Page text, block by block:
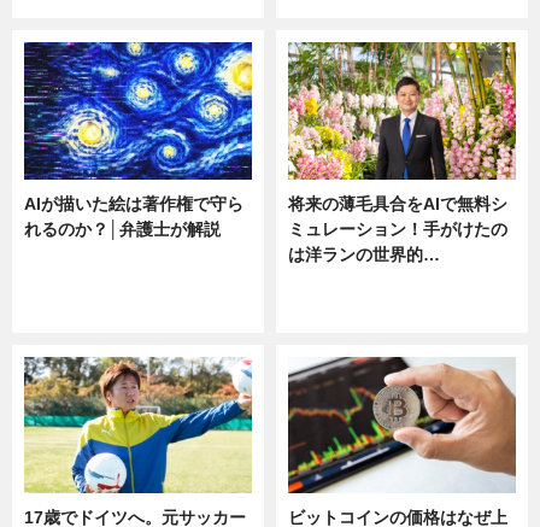
AIが描いた絵は著作権で守ら
れるのか？│弁護士が解説
将来の薄毛具合をAIで無料シ
ミュレーション！手がけたの
は洋ランの世界的…
17歳でドイツへ。元サッカー
ビットコインの価格はなぜ上